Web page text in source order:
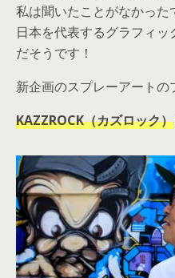
私は聞いたことがなかった
日本を代表するグラフィッ
だそうです！
新企画のスプレーアートの
KAZZROCK（カズロック）